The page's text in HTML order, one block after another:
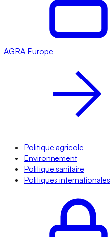
AGRA Europe
Politique agricole
Environnement
Politique sanitaire
Politiques internationales